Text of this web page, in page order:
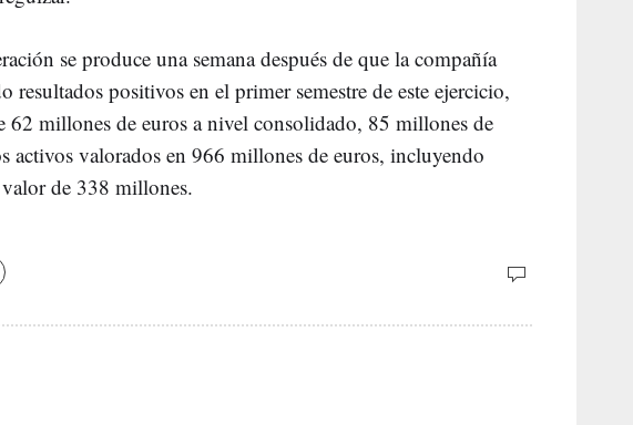
se produce una semana después de que la compañía
resultados positivos en el primer semestre de este ejercicio,
62 millones de euros a nivel consolidado, 85 millones de
activos valorados en 966 millones de euros, incluyendo
de 338 millones.